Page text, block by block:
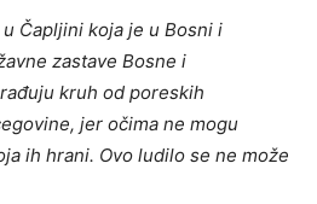
Čapljini koja je u Bosni i
zastave Bosne i
kruh od poreskih
jer očima ne mogu
ih hrani. Ovo ludilo se ne može